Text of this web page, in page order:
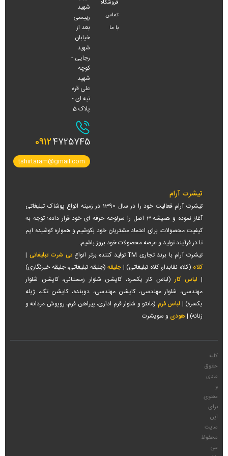
فروشگاه
تماس
با ما
شهید
رییسی
بعد از
خیابان
شهید
رجایی -
کوچه
شهید
علی قره
تپه ای -
پلاک 5
09124725745
tshirtaram@gmail.com
تیشرت آرام
تیشرت آرام فعالیت خود را در سال 1390 در زمینه انواع پوشاک تبلیغاتی
آغاز نموده و همیشه 3 اصل را سرلوحه حرفه ای خود قرار داده؛ توجه به
کیفیت محصولات، برای اعتماد مشتریان خود بکوشیم و همواره کوشیده ایم
تا در فرآیند تولید و عرضه محصولات خود بروز باشیم.
تیشرت آرام با برند تجاری TM تولید کننده برتر انواع
تی شرت تبلیغاتی |
کلاه (کلاه نقابدار، کلاه تبلیغاتی) | جلیقه (جلیقه تبلیغاتی، جلیقه خبرنگاری)
| لباس کار (لباس کار یکسره، کاپشن شلوار زمستانی، کاپشن شلوار
مهندسی، شلوار مهندسی، کاپشن مهندسی، دوبنده، کاپشن تک، ژیله
یکسره) | لباس فرم (مانتو و شلوار فرم اداری، پیراهن فرم، روپوش مردانه و
زنانه) | هودی و سویشرت
کلیه
حقوق
مادی
و
معنوی
برای
این
سایت
محفوظ
می